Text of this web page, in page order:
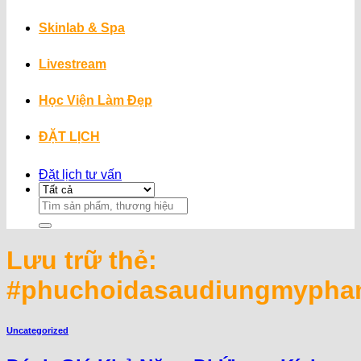
Skinlab & Spa
Livestream
Học Viện Làm Đẹp
ĐẶT LỊCH
Đặt lịch tư vấn
Search
for:
Lưu trữ thẻ:
Uncategorized